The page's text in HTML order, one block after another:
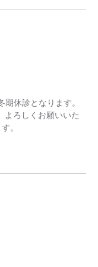
期休診となります。
よろしくお願いいた
。